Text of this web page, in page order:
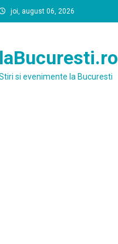
joi, august 06, 2026
laBucuresti.ro
si evenimente la Bucuresti